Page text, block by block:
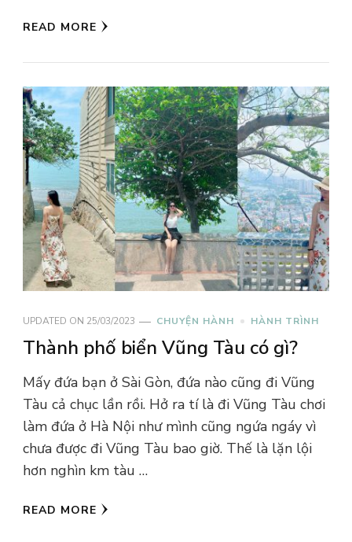
READ MORE
UPDATED ON 25/03/2023 CHUYỆN HÀNH HÀNH TRÌNH
Thành phố biển Vũng Tàu có gì?
Mấy đứa bạn ở Sài Gòn, đứa nào cũng đi Vũng
Tàu cả chục lần rồi. Hở ra tí là đi Vũng Tàu chơi
làm đứa ở Hà Nội như mình cũng ngứa ngáy vì
chưa được đi Vũng Tàu bao giờ. Thế là lặn lội
hơn nghìn km tàu …
READ MORE